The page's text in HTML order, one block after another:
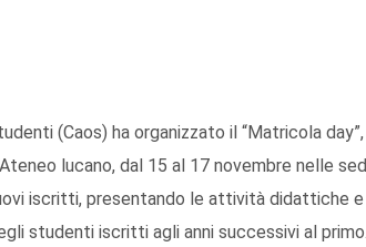
(Caos) ha organizzato il “Matricola
lucano, dal 15 al 17 novembre nelle
iscritti, presentando le attività didattiche e
studenti iscritti agli anni successivi al primo.